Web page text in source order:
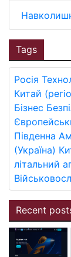
Tags
Росія
Китай
Бізнес
Південна
(Україна)
літальний
Recent